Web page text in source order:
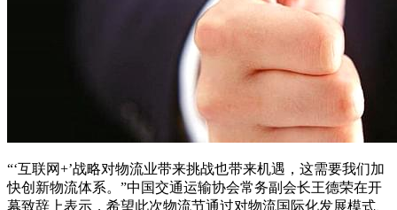
“‘互联网+’战略对物流业带来挑战也带来机遇，这需要我们加
快创新物流体系。”中国交通运输协会常务副会长王德荣在开
幕致辞上表示，希望此次物流节通过对物流国际化发展模式、